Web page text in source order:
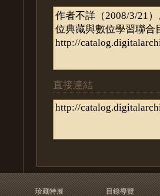
直接連結
珍藏特展
目錄導覽